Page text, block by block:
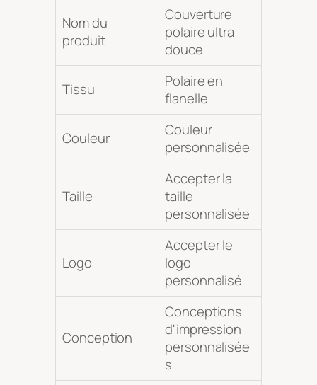
Nom du
produit
Couverture
polaire ultra
douce
Tissu
Polaire en
flanelle
Couleur
Couleur
personnalisée
Taille
Accepter la
taille
personnalisée
Logo
Accepter le
logo
personnalisé
Conception
Conceptions
d'impression
personnalisée
s